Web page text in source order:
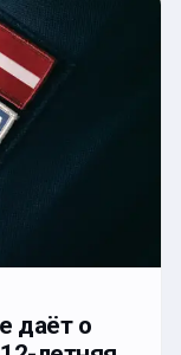
даёт о